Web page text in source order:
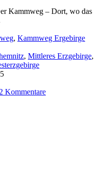
Kammweg – Dort, wo das
, Kammweg Ergebirge
, Mittleres Erzgebirge,
Kommentare